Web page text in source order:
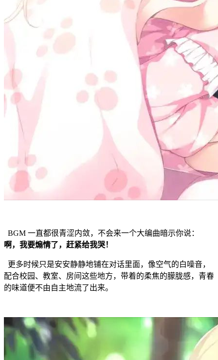
BGM 一直都很青涩内敛，不会来一个大编曲暗示你说：
啊，我要煽情了，赶紧给我哭！
更多时候只是安安静静地铺在对话里面，像空气的白噪音，
配合校园、教室、房间这些地方，带着的柔焦的朦胧感，青春
的味道便不由自主地流了出来。